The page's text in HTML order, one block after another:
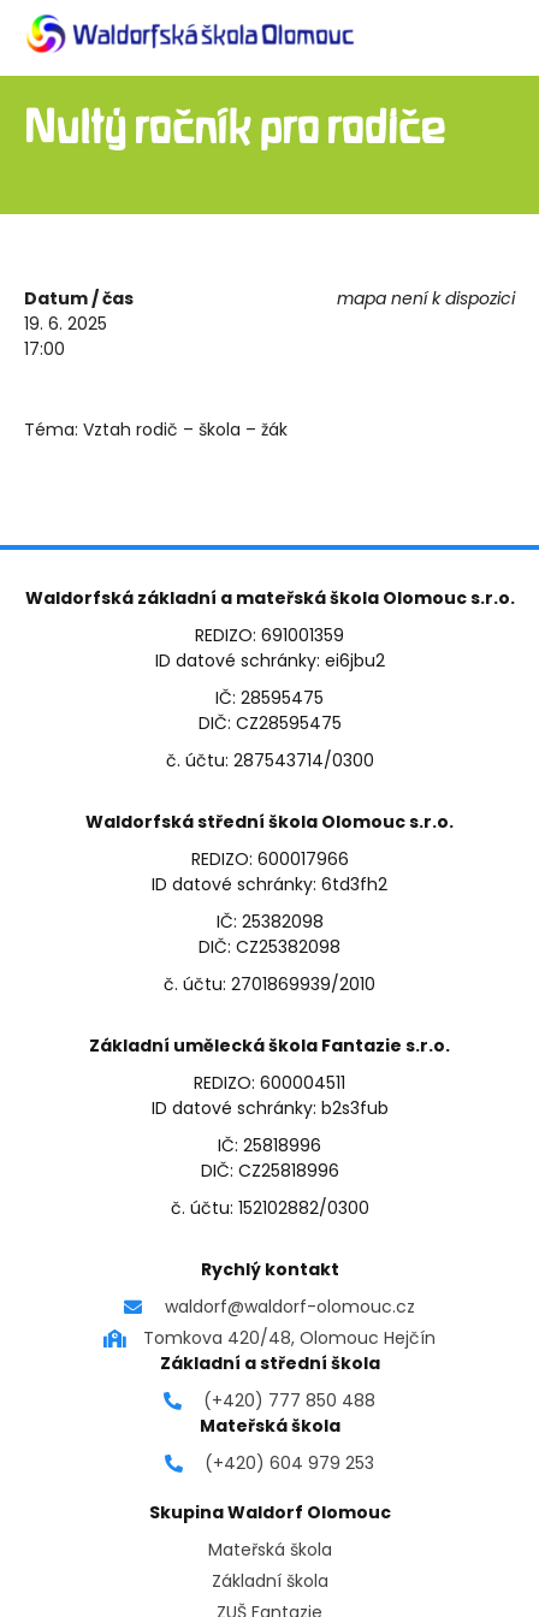
Nultý ročník pro rodiče
mapa není k dispozici
Datum / čas
19. 6. 2025
17:00
Téma: Vztah rodič – škola – žák
Waldorfská základní a mateřská škola Olomouc s.r.o.
REDIZO: 691001359
ID datové schránky: ei6jbu2
IČ: 28595475
DIČ: CZ28595475
č. účtu: 287543714/0300
Waldorfská střední škola Olomouc s.r.o.
REDIZO: 600017966
ID datové schránky: 6td3fh2
IČ: 25382098
DIČ: CZ25382098
č. účtu: 2701869939/2010
Základní umělecká škola Fantazie s.r.o.
REDIZO: 600004511
ID datové schránky: b2s3fub
IČ: 25818996
DIČ: CZ25818996
č. účtu: 152102882/0300
Rychlý kontakt
waldorf@waldorf-olomouc.cz
Tomkova 420/48, Olomouc Hejčín
Základní a střední škola
(+420) 777 850 488
Mateřská škola
(+420) 604 979 253
Skupina Waldorf Olomouc
Mateřská škola
Základní škola
ZUŠ Fantazie